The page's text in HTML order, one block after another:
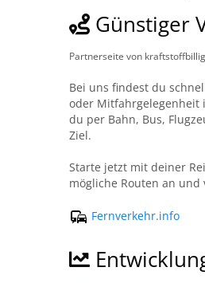
Günstiger
Partnerseite von
Bei uns findest du
oder Mitfahrgelegenheit
du per Bahn, Bus,
Ziel.
Starte jetzt mit deiner
mögliche Routen an und
Fernverkehr.info